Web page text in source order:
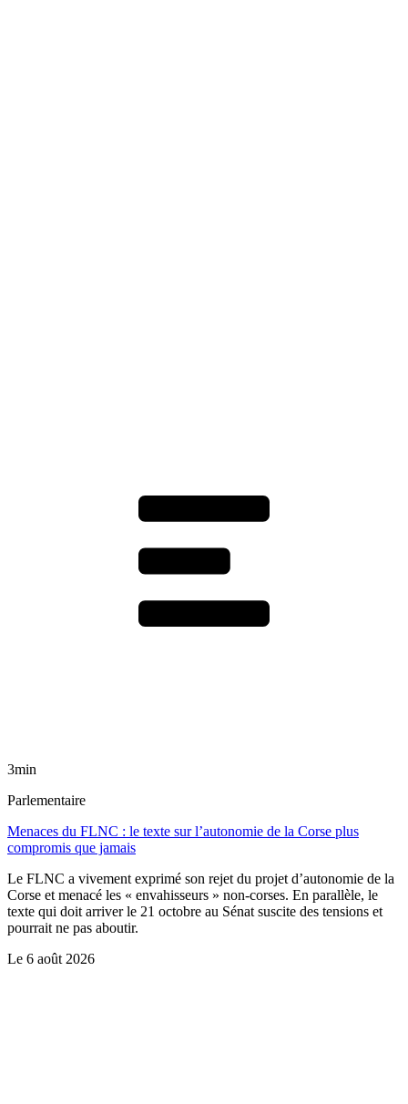
3min
Parlementaire
Menaces du FLNC : le texte sur l’autonomie de la Corse plus
compromis que jamais
Le FLNC a vivement exprimé son rejet du projet d’autonomie de la
Corse et menacé les « envahisseurs » non-corses. En parallèle, le
texte qui doit arriver le 21 octobre au Sénat suscite des tensions et
pourrait ne pas aboutir.
Le 6 août 2026